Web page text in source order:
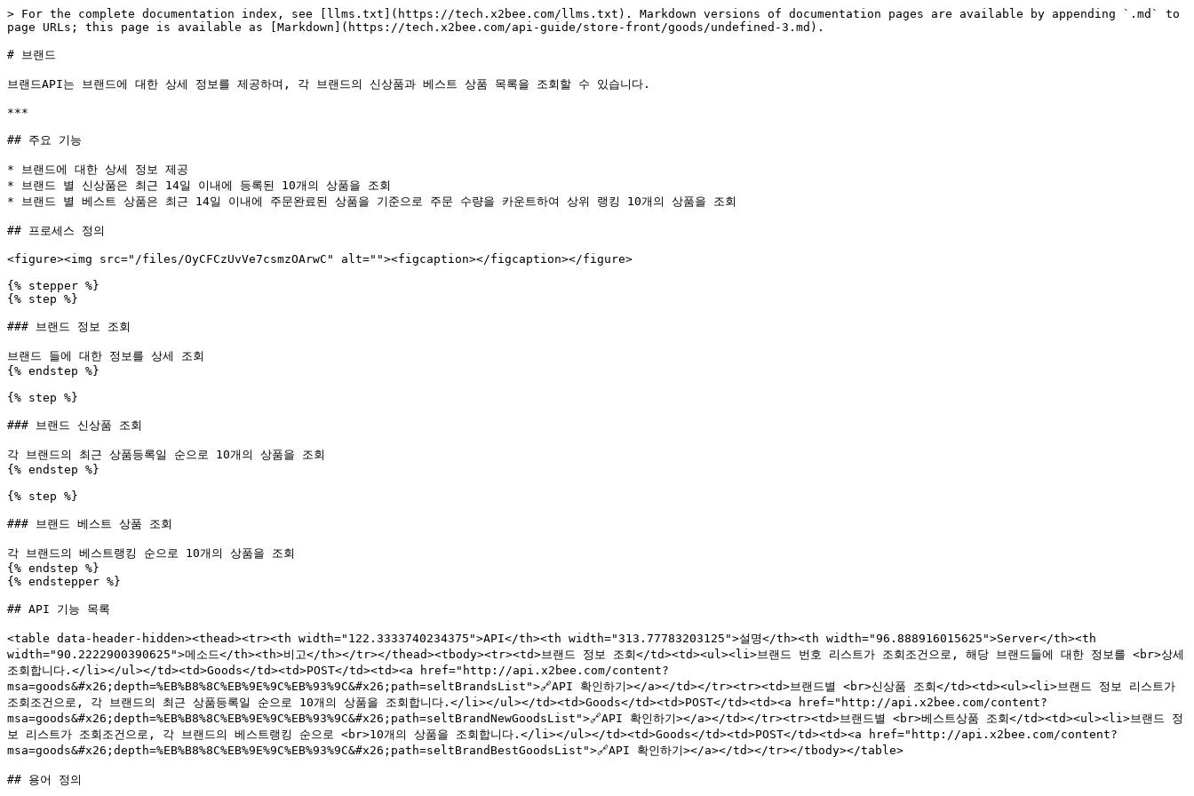
> For the complete documentation index, see [llms.txt](https://tech.x2bee.com/llms.txt). Markdown versions of documentation pages are available by appending `.md` to
page URLs; this page is available as [Markdown](https://tech.x2bee.com/api-guide/store-front/goods/undefined-3.md).
# 브랜드
브랜드API는 브랜드에 대한 상세 정보를 제공하며, 각 브랜드의 신상품과 베스트 상품 목록을 조회할 수 있습니다.
***
## 주요 기능
* 브랜드에 대한 상세 정보 제공
* 브랜드 별 신상품은 최근 14일 이내에 등록된 10개의 상품을 조회
* 브랜드 별 베스트 상품은 최근 14일 이내에 주문완료된 상품을 기준으로 주문 수량을 카운트하여 상위 랭킹 10개의 상품을 조회
## 프로세스 정의
<figure><img src="/files/OyCFCzUvVe7csmzOArwC" alt=""><figcaption></figcaption></figure>
{% stepper %}
{% step %}
### 브랜드 정보 조회
브랜드 들에 대한 정보를 상세 조회
{% endstep %}
{% step %}
### 브랜드 신상품 조회
각 브랜드의 최근 상품등록일 순으로 10개의 상품을 조회
{% endstep %}
{% step %}
### 브랜드 베스트 상품 조회
각 브랜드의 베스트랭킹 순으로 10개의 상품을 조회
{% endstep %}
{% endstepper %}
## API 기능 목록
<table data-header-hidden><thead><tr><th width="122.3333740234375">API</th><th width="313.77783203125">설명</th><th width="96.888916015625">Server</th><th
width="90.2222900390625">메소드</th><th>비고</th></tr></thead><tbody><tr><td>브랜드 정보 조회</td><td><ul><li>브랜드 번호 리스트가 조회조건으로, 해당 브랜드들에 대한 정보를 <br>상세
조회합니다.</li></ul></td><td>Goods</td><td>POST</td><td><a href="http://api.x2bee.com/content?
msa=goods&#x26;depth=%EB%B8%8C%EB%9E%9C%EB%93%9C&#x26;path=seltBrandsList">🔗API 확인하기></a></td></tr><tr><td>브랜드별 <br>신상품 조회</td><td><ul><li>브랜드 정보 리스트가
조회조건으로, 각 브랜드의 최근 상품등록일 순으로 10개의 상품을 조회합니다.</li></ul></td><td>Goods</td><td>POST</td><td><a href="http://api.x2bee.com/content?
msa=goods&#x26;depth=%EB%B8%8C%EB%9E%9C%EB%93%9C&#x26;path=seltBrandNewGoodsList">🔗API 확인하기></a></td></tr><tr><td>브랜드별 <br>베스트상품 조회</td><td><ul><li>브랜드 정
보 리스트가 조회조건으로, 각 브랜드의 베스트랭킹 순으로 <br>10개의 상품을 조회합니다.</li></ul></td><td>Goods</td><td>POST</td><td><a href="http://api.x2bee.com/content?
msa=goods&#x26;depth=%EB%B8%8C%EB%9E%9C%EB%93%9C&#x26;path=seltBrandBestGoodsList">🔗API 확인하기></a></td></tr></tbody></table>
## 용어 정의